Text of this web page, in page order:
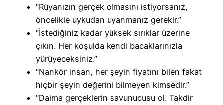
“Rüyanızın gerçek olmasını istiyorsanız,
öncelikle uykudan uyanmanız gerekir.”
“İstediğiniz kadar yüksek sırıklar üzerine
çıkın. Her koşulda kendi bacaklarınızla
yürüyeceksiniz.”
“Nankör insan, her şeyin fiyatını bilen fakat
hiçbir şeyin değerini bilmeyen kimsedir.”
“Daima gerçeklerin savunucusu ol. Takdir